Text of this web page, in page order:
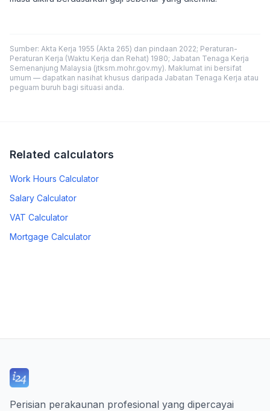
Sumber: Akta Kerja 1955 (Akta 265) dan pindaan 2022; Peraturan-
Peraturan Kerja (Waktu Kerja dan Rehat) 1980; Jabatan Tenaga Kerja
Semenanjung Malaysia (jtksm.mohr.gov.my). Maklumat ini bersifat
umum — dapatkan nasihat khusus daripada Jabatan Tenaga Kerja atau
peguam buruh bagi situasi anda.
Related calculators
Work Hours Calculator
Salary Calculator
VAT Calculator
Mortgage Calculator
Perisian perakaunan profesional yang dipercayai